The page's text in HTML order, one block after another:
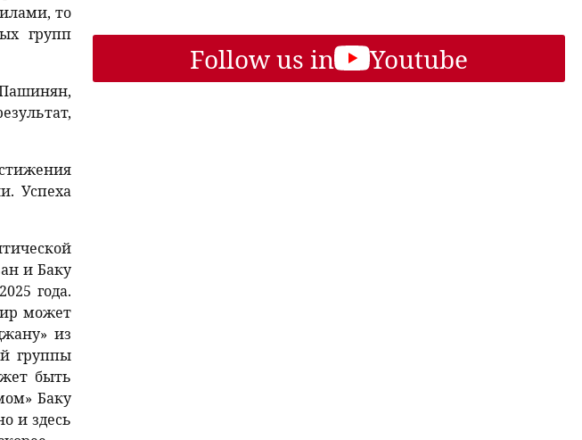
то
групп
Успеха
и Баку
года.
может
из
группы
быть
Баку
и здесь
Follow us in Youtube